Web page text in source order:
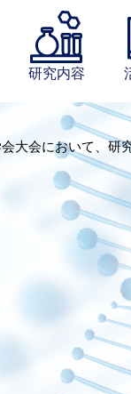
研究内容
大会において、研